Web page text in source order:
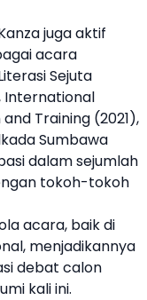
juga aktif
acara
Sejuta
International
Training (2021),
Sumbawa
dalam sejumlah
tokoh-tokoh
acara, baik di
menjadikannya
debat calon
kali ini.